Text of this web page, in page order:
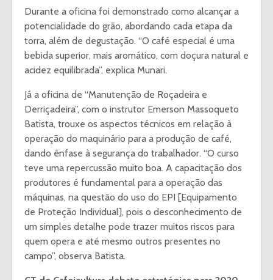
Durante a oficina foi demonstrado como alcançar a
potencialidade do grão, abordando cada etapa da
torra, além de degustação. “O café especial é uma
bebida superior, mais aromático, com doçura natural e
acidez equilibrada”, explica Munari.
Já a oficina de “Manutenção de Roçadeira e
Derriçadeira”, com o instrutor Emerson Massoqueto
Batista, trouxe os aspectos técnicos em relação à
operação do maquinário para a produção de café,
dando ênfase à segurança do trabalhador. “O curso
teve uma repercussão muito boa. A capacitação dos
produtores é fundamental para a operação das
máquinas, na questão do uso do EPI [Equipamento
de Proteção Individual], pois o desconhecimento de
um simples detalhe pode trazer muitos riscos para
quem opera e até mesmo outros presentes no
campo”, observa Batista.